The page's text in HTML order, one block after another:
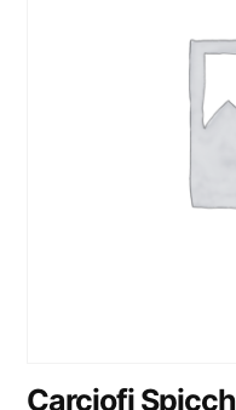
Carciofi